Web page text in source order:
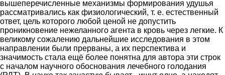
вышеперечисленные механизмы формирования удушья
рассматривались как физиологический, т. е. естественный
ответ, цель которого любой ценой не допустить
проникновение нежеланного агента в кровь через легкие. К
великому сожалению дальнейшие исследования в этом
направлении были прерваны, а их перспектива и
значимость стала ещё более понятна для автора эти строк
с началом научного обоснования лечебного голодания